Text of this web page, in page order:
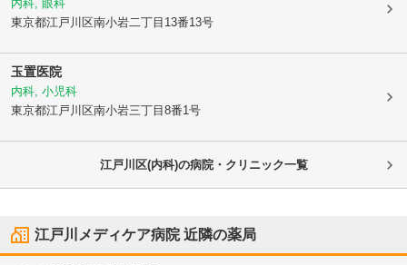
内科, 眼科
東京都江戸川区南小岩二丁目13番13号
玉置医院
内科, 小児科
東京都江戸川区南小岩三丁目8番1号
江戸川区(内科)の病院・クリニック一覧
江戸川メディケア病院近隣の薬局